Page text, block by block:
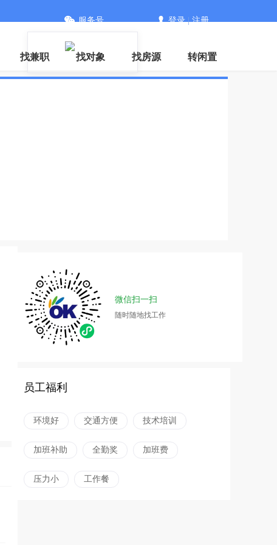
服务号 登录|注册
找兼职 找对象 找房源 转闲置
微信扫一扫
随时随地找工作
员工福利
环境好 交通方便 技术培训
加班补助 全勤奖 加班费
压力小 工作餐